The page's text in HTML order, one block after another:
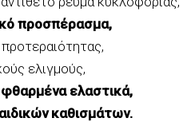
προσπέρασμα,
ελιγμούς,
ελαστικά,
καθισμάτων.